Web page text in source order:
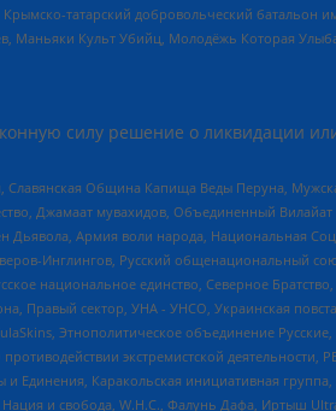
татарский добровольческий батальон
Маньяки Культ Убийц, Молодёжь Которая
силу решение о ликвидации
Славянская Община Капища Веды Перуна,
Джамаат мувахидов, Объединенный
Дьявола, Армия воли народа, Национальная
Инглингов, Русский общенациональный
национальное единство, Северное
Правый сектор, УНА - УНСО, Украинская
Этнополитическое объединение
экстремистской деятельности,
Единения, Каракольская инициативная
Нация и свобода, W.H.С., Фалунь Дафа, Иртыш